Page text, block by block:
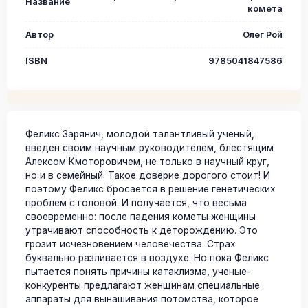
комета
Автор Олег Рой
ISBN 9785041847586
Феликс Зарянич, молодой талантливый ученый,
введен своим научным руководителем, блестящим
Алексом Кмоторовичем, не только в научный круг,
но и в семейный. Такое доверие дорогого стоит! И
поэтому Феликс бросается в решение генетических
проблем с головой. И получается, что весьма
своевременно: после падения кометы женщины
утрачивают способность к деторождению. Это
грозит исчезновением человечества. Страх
буквально разливается в воздухе. Но пока Феликс
пытается понять причины катаклизма, ученые-
конкуренты предлагают женщинам специальные
аппараты для вынашивания потомства, которое